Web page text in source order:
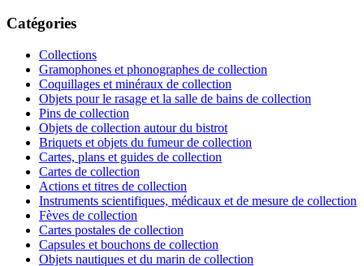
Catégories
Collections
Gramophones et phonographes de collection
Coquillages et minéraux de collection
Objets pour le rasage et la salle de bains de collection
Pins de collection
Objets de collection autour du bistrot
Briquets et objets du fumeur de collection
Cartes, plans et guides de collection
Cartes de collection
Actions et titres de collection
Instruments scientifiques, médicaux et de mesure de collection
Fèves de collection
Cartes postales de collection
Capsules et bouchons de collection
Objets nautiques et du marin de collection